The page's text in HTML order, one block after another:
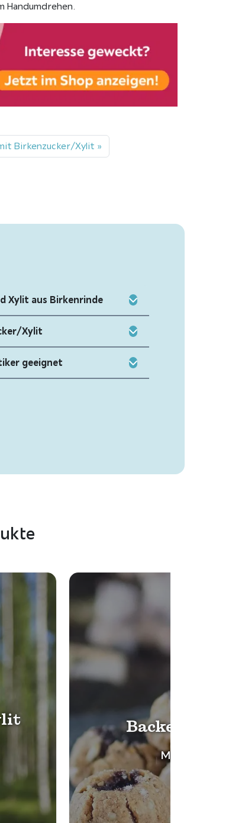
Handumdrehen.
Birkenzucker/Xylit
Xylit aus Birkenrinde
Xylit
geeignet
Backen mit
Mehr lesen ->